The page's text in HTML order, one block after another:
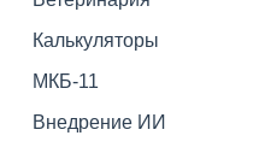
Калькуляторы
МКБ-11
Внедрение ИИ